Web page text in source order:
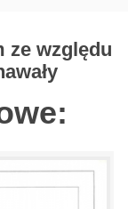
ze względu